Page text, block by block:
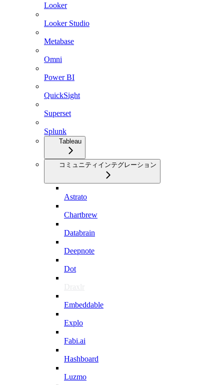
Looker
Looker Studio
Metabase
Omni
Power BI
QuickSight
Superset
Splunk
Tableau
コミュニティインテグレーション
Astrato
Chartbrew
Databrain
Deepnote
Dot
Draxlr
Embeddable
Explo
Fabi.ai
Hashboard
Luzmo